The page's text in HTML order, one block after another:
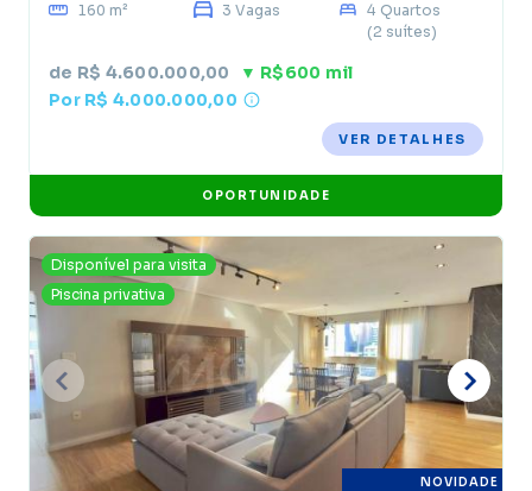
160 m² 3 Vagas
4 Quartos
(2 suítes)
de R$ 4.600.000,00
▼ R$600 mil
Por R$ 4.000.000,00
VER DETALHES
OPORTUNIDADE
Disponível para visita
Piscina privativa
NOVIDADE